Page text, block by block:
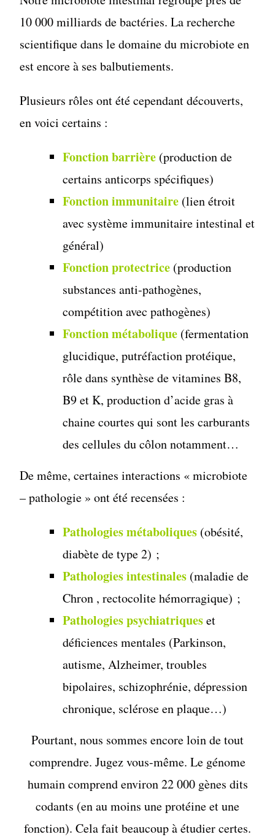
10 000 milliards de bactéries. La recherche
scientifique dans le domaine du microbiote en
est encore à ses balbutiements.
Plusieurs rôles ont été cependant découverts,
en voici certains :
Fonction barrière (production de
certains anticorps spécifiques)
Fonction immunitaire (lien étroit
avec système immunitaire intestinal et
général)
Fonction protectrice (production
substances anti-pathogènes,
compétition avec pathogènes)
Fonction métabolique (fermentation
glucidique, putréfaction protéique,
rôle dans synthèse de vitamines B8,
B9 et K, production d’acide gras à
chaine courtes qui sont les carburants
des cellules du côlon notamment…
De même, certaines interactions « microbiote
– pathologie » ont été recensées :
Pathologies métaboliques (obésité,
diabète de type 2) ;
Pathologies intestinales (maladie de
Chron , rectocolite hémorragique) ;
Pathologies psychiatriqueset
déficiences mentales (Parkinson,
autisme, Alzheimer, troubles
bipolaires, schizophrénie, dépression
chronique, sclérose en plaque…)
Pourtant, nous sommes encore loin de tout
comprendre. Jugez vous-même. Le génome
humain comprend environ 22 000 gènes dits
codants (en au moins une protéine et une
fonction). Cela fait beaucoup à étudier certes.